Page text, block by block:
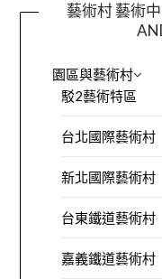
藝術村 藝術
園區與藝術村
駁2藝術特區
台北國際藝術村
新北國際藝術村
台東鐵道藝術村
嘉義鐵道藝術村